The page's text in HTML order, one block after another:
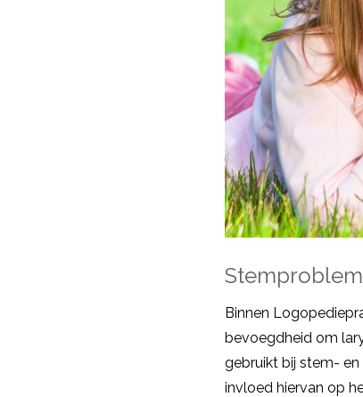
Binnen
bevoegdheid om
gebruikt bij stem- en
invloed hiervan op